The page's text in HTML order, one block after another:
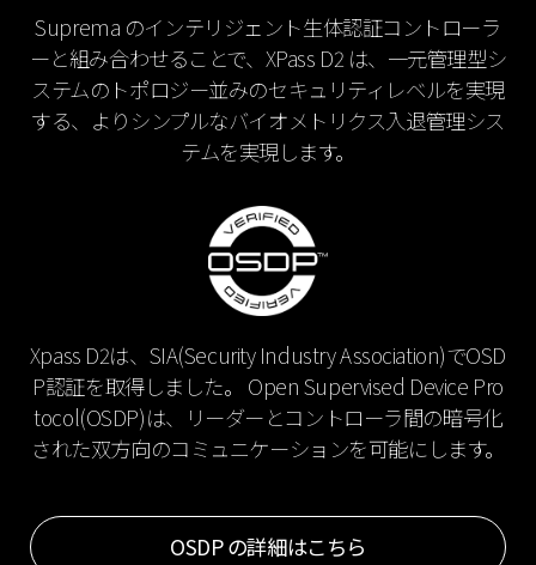
Suprema のインテリジェント生体認証コントローラ
ーと組み合わせることで、XPass D2 は、一元管理型シ
ステムのトポロジー並みのセキュリティレベルを実現
する、よりシンプルなバイオメトリクス入退管理シス
テムを実現します。
Xpass D2は、SIA(Security Industry Association)でOSD
P認証を取得しました。 Open Supervised Device Pro
tocol(OSDP)は、リーダーとコントローラ間の暗号化
された双方向のコミュニケーションを可能にします。
OSDP の詳細はこちら